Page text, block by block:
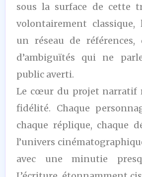
sous la surface de cette
volontairement
un réseau de
d’ambiguïtés qui ne
public averti.
Le cœur du projet narratif
fidélité. Chaque
chaque réplique, chaque
l’univers
avec une minutie